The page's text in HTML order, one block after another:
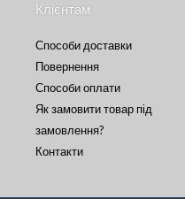
Клієнтам
Способи доставки
Повернення
Способи оплати
Як замовити товар під
замовлення?
Контакти